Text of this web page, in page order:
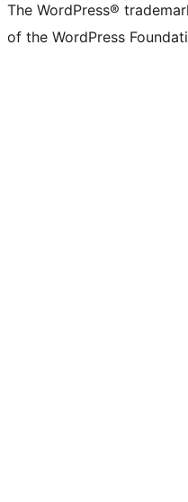
The WordPress®
of the WordPress